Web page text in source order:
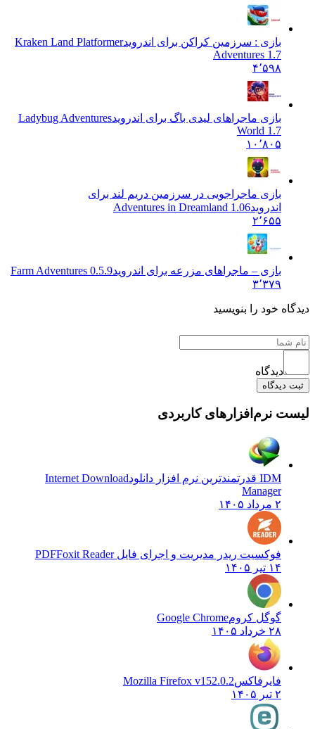
بازی : سرزمین کراکن برای اندرویدKraken Land Platformer
Adventures 1.7
۴٬۵۹۸
بازی ماجراهای لیدی باگ برای اندرویدLadybug Adventures
World 1.7
۱۰٬۸۰۵
بازی ماجراجویی در سرزمین دریم لند برای
اندرویدAdventures in Dreamland 1.06
۲٬۶۵۵
بازی – ماجراهای مزرعه برای اندروید0.5.9 Farm Adventures
۳٬۳۷۹
دیدگاه خود را بنویسید
دیدگاه
ثبت دیدگاه
لیست نرم‌افزارهای کاربردی
IDM قدرتمندترین نرم افزار دانلود
Internet Download
Manager
۲ مرداد ۱۴۰۵
فوکسیت ریدر مدیریت و اجرای فایل PDFFoxit Reader
۱۴ تیر ۱۴۰۵
گوگل کرومGoogle Chrome
۲۸ خرداد ۱۴۰۵
فایرفاکسMozilla Firefox v152.0.2
۲ تیر ۱۴۰۵